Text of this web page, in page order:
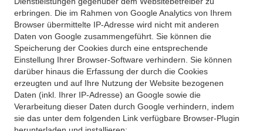
erbringen. Die im Rahmen von Google Analytics von Ihrem
Browser übermittelte IP-Adresse wird nicht mit anderen
Daten von Google zusammengeführt. Sie können die
Speicherung der Cookies durch eine entsprechende
Einstellung Ihrer Browser-Software verhindern. Sie können
darüber hinaus die Erfassung der durch die Cookies
erzeugten und auf Ihre Nutzung der Website bezogenen
Daten (inkl. Ihrer IP-Adresse) an Google sowie die
Verarbeitung dieser Daten durch Google verhindern, indem
sie das unter dem folgenden Link verfügbare Browser-Plugin